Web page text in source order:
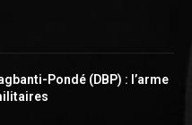
Pondé (DBP) : l’arme